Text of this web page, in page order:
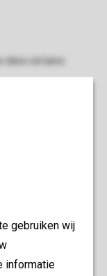
gebruiken wij
informatie
certains
et 1 personne et
1